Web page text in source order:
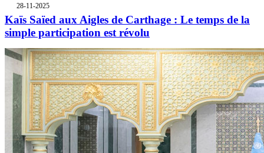
28-11-2025
Kaïs Saïed aux Aigles de Carthage : Le temps de la
simple participation est révolu